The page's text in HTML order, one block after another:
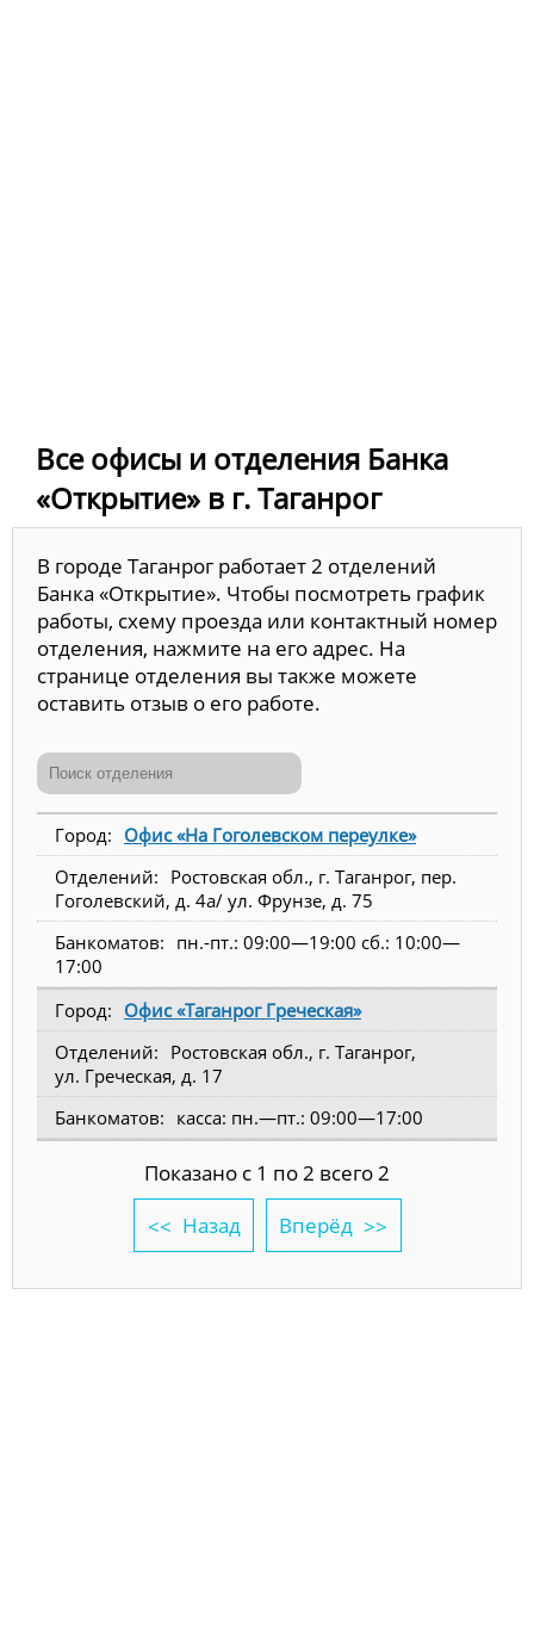
Все офисы и отделения Банка
«Открытие» в г. Таганрог
В городе Таганрог работает 2 отделений
Банка «Открытие». Чтобы посмотреть график
работы, схему проезда или контактный номер
отделения, нажмите на его адрес. На
странице отделения вы также можете
оставить отзыв о его работе.
Офис «На Гоголевском переулке»
Ростовская обл., г. Таганрог, пер.
Гоголевский, д. 4а/ ул. Фрунзе, д. 75
пн.-пт.: 09:00—19:00 сб.: 10:00—
17:00
Офис «Таганрог Греческая»
Ростовская обл., г. Таганрог,
ул. Греческая, д. 17
касса: пн.—пт.: 09:00—17:00
Показано с 1 по 2 всего 2
Назад
Вперёд